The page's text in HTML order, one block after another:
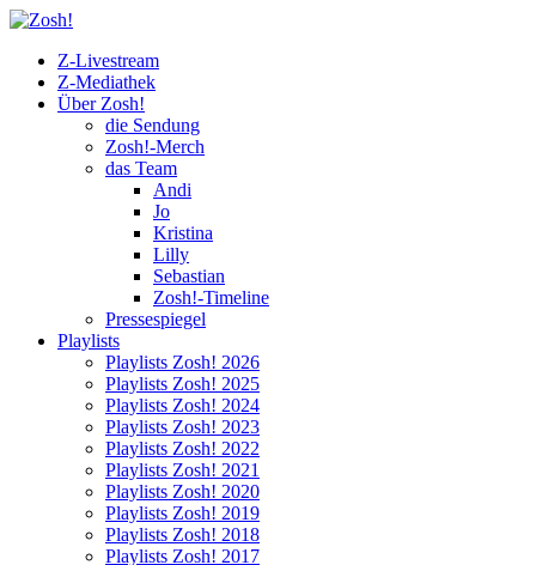
Z-Livestream
Z-Mediathek
Über Zosh!
die Sendung
Zosh!-Merch
das Team
Andi
Jo
Kristina
Lilly
Sebastian
Zosh!-Timeline
Pressespiegel
Playlists
Playlists Zosh! 2026
Playlists Zosh! 2025
Playlists Zosh! 2024
Playlists Zosh! 2023
Playlists Zosh! 2022
Playlists Zosh! 2021
Playlists Zosh! 2020
Playlists Zosh! 2019
Playlists Zosh! 2018
Playlists Zosh! 2017